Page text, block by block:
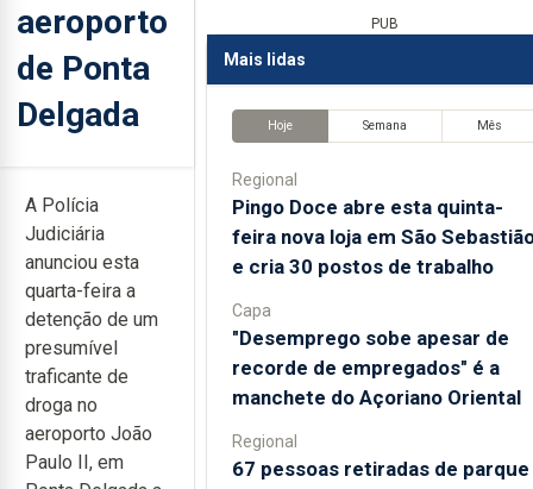
aeroporto
de Ponta
Delgada
A Polícia
Judiciária
anunciou esta
quarta-feira a
detenção de um
presumível
traficante de
droga no
aeroporto João
Paulo II, em
PUB
Mais lidas
Hoje Semana Mês
Regional
Pingo Doce abre esta quinta-
feira nova loja em São
e cria 30 postos de trabalho
Capa
"Desemprego sobe apesar de
recorde de empregados" é a
manchete do Açoriano Oriental
Regional
67 pessoas retiradas de parque